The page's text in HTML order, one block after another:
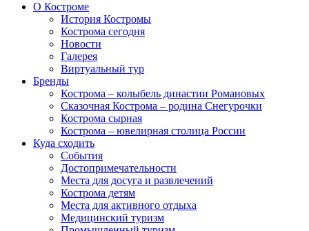
О Костроме
История Костромы
Кострома сегодня
Новости
Галерея
Виртуальный тур
Бренды
Кострома – колыбель династии Романовых
Сказочная Кострома – родина Снегурочки
Кострома сырная
Кострома – ювелирная столица России
Куда сходить
События
Достопримечательности
Места для досуга и развлечений
Кострома детям
Места для активного отдыха
Медицинский туризм